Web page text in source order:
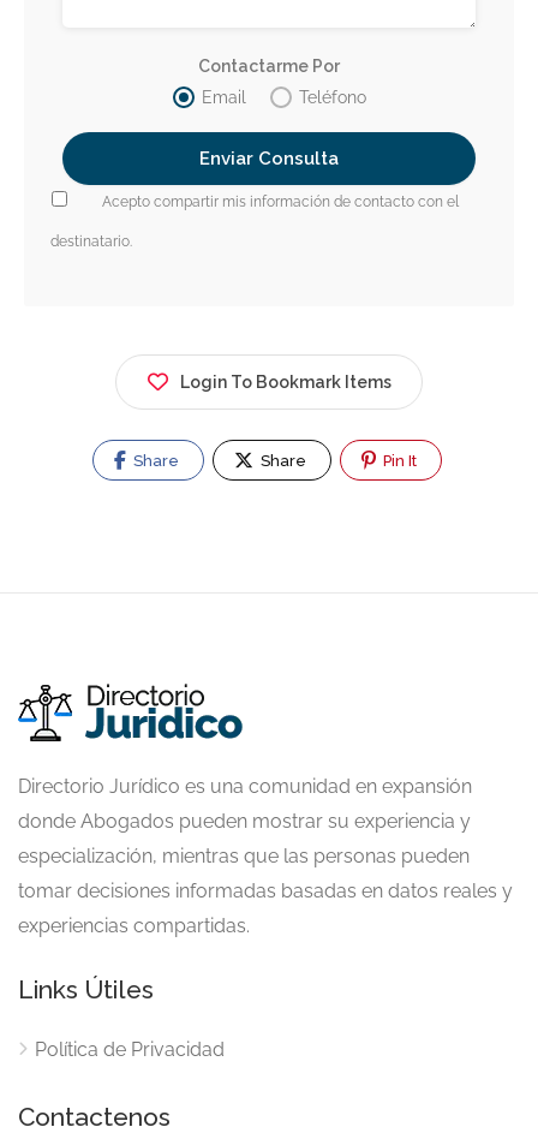
Contactarme Por
Email
Teléfono
Acepto compartir mis información de contacto con el
destinatario.
Login To Bookmark Items
Share Share Pin It
Directorio Jurídico es una comunidad en expansión
donde Abogados pueden mostrar su experiencia y
especialización, mientras que las personas pueden
tomar decisiones informadas basadas en datos reales y
experiencias compartidas.
Links Útiles
Política de Privacidad
Contactenos